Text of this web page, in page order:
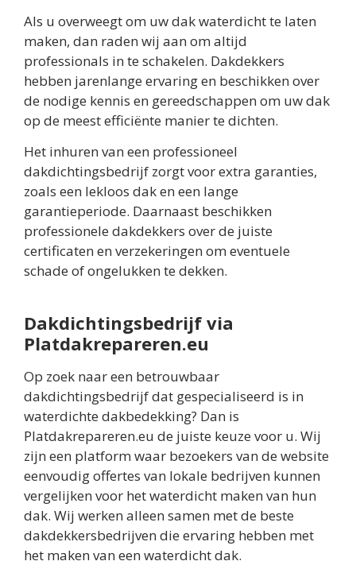
Als u overweegt om uw dak waterdicht te laten
maken, dan raden wij aan om altijd
professionals in te schakelen. Dakdekkers
hebben jarenlange ervaring en beschikken over
de nodige kennis en gereedschappen om uw dak
op de meest efficiënte manier te dichten.
Het inhuren van een professioneel
dakdichtingsbedrijf zorgt voor extra garanties,
zoals een lekloos dak en een lange
garantieperiode. Daarnaast beschikken
professionele dakdekkers over de juiste
certificaten en verzekeringen om eventuele
schade of ongelukken te dekken.
Dakdichtingsbedrijf via
Platdakrepareren.eu
Op zoek naar een betrouwbaar
dakdichtingsbedrijf dat gespecialiseerd is in
waterdichte dakbedekking? Dan is
Platdakrepareren.eu de juiste keuze voor u. Wij
zijn een platform waar bezoekers van de website
eenvoudig offertes van lokale bedrijven kunnen
vergelijken voor het waterdicht maken van hun
dak. Wij werken alleen samen met de beste
dakdekkersbedrijven die ervaring hebben met
het maken van een waterdicht dak.